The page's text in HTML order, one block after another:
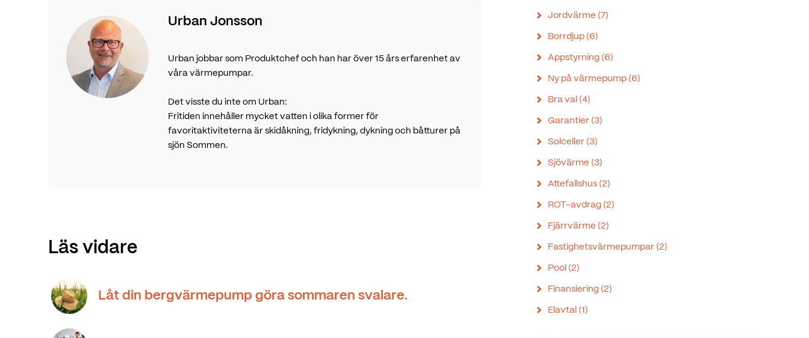
Urban Jonsson
Urban jobbar som Produktchef och han har över 15 års erfarenhet av
våra värmepumpar.
Det visste du inte om Urban:
Fritiden innehåller mycket vatten i olika former för
favoritaktiviteterna är skidåkning, fridykning, dykning och båtturer på
sjön Sommen.
Läs vidare
Låt din bergvärmepump göra sommaren svalare.
Jordvärme (7)
Borrdjup (6)
Appstyrning (6)
Ny på värmepump (6)
Bra val (4)
Garantier (3)
Solceller (3)
Sjövärme (3)
Attefallshus (2)
ROT-avdrag (2)
Fjärrvärme (2)
Fastighetsvärmepumpar (2)
Pool (2)
Finansiering (2)
Elavtal (1)